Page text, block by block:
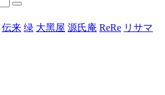
伝来 绿 大黑屋 源氏庵 ReRe リサマ